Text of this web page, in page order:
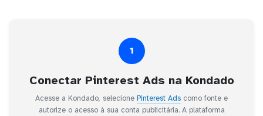
1
Conectar Pinterest Ads na Kondado
Acesse a Kondado, selecione Pinterest Ads como fonte e
autorize o acesso à sua conta publicitária. A plataforma